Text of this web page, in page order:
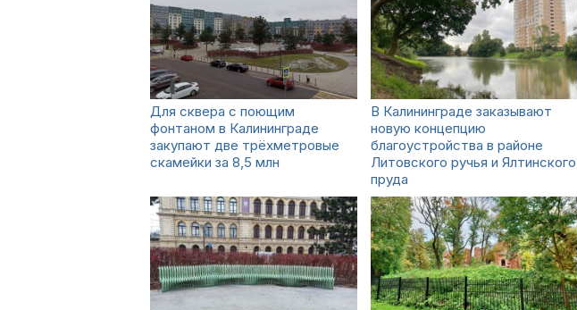
Для сквера с поющим
фонтаном в Калининграде
закупают две трёхметровые
скамейки за 8,5 млн
В Калининграде заказывают
новую концепцию
благоустройства в районе
Литовского ручья и Ялтинского
пруда